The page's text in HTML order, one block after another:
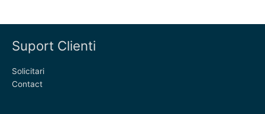
Suport Clienti
Solicitari
Contact